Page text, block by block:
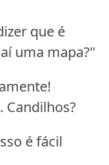
que é
uma mapa?"
Candilhos?
é fácil